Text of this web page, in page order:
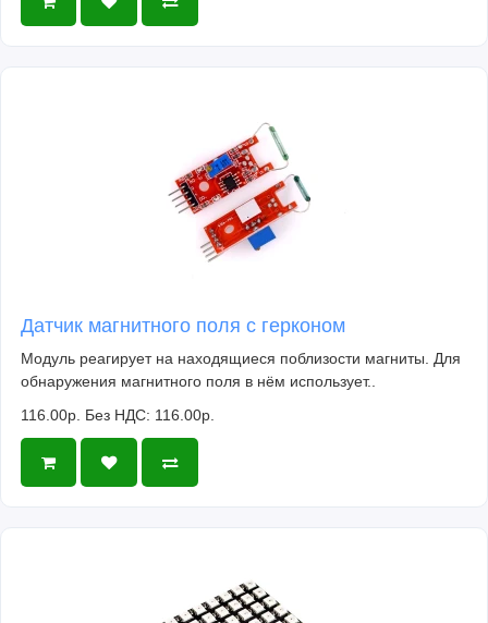
Датчик магнитного поля с герконом
Модуль реагирует на находящиеся поблизости магниты. Для
обнаружения магнитного поля в нём использует..
116.00р. Без НДС: 116.00р.